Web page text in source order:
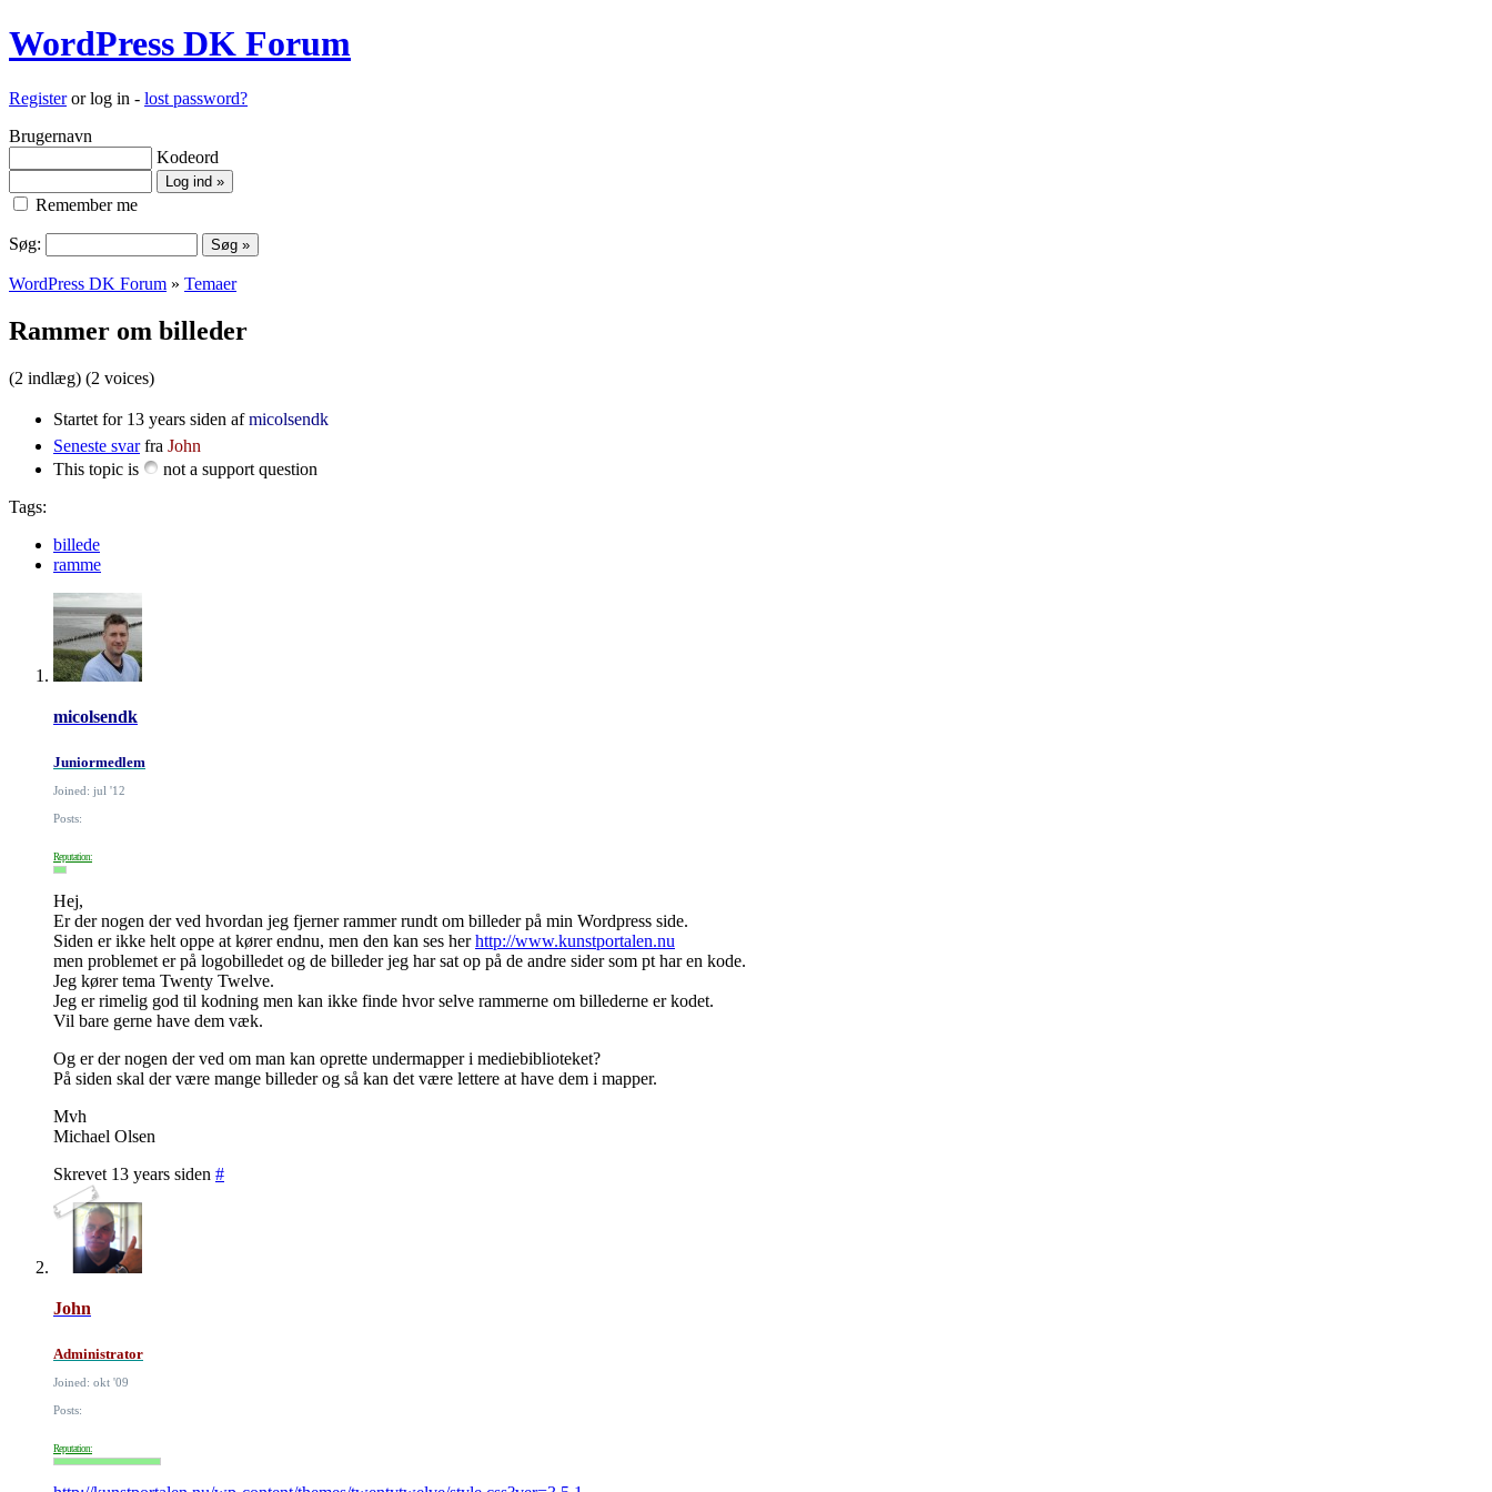
WordPress DK Forum
Registeror log in - lost password?
Brugernavn
Kodeord
Remember me
Søg:
WordPress DK Forum » Temaer
Rammer om billeder
(2 indlæg) (2 voices)
Startet for 13 years siden afmicolsendk
Seneste svarfra John
This topic is
not a support question
Tags:
billede
ramme
micolsendk
Juniormedlem
Joined: jul '12
Posts:
Reputation:
Hej,
Er der nogen der ved hvordan jeg fjerner rammer rundt om billeder på min Wordpress side.
Siden er ikke helt oppe at kører endnu, men den kan ses herhttp://www.kunstportalen.nu
men problemet er på logobilledet og de billeder jeg har sat op på de andre sider som pt har en kode.
Jeg kører tema Twenty Twelve.
Jeg er rimelig god til kodning men kan ikke finde hvor selve rammerne om billederne er kodet.
Vil bare gerne have dem væk.
Og er der nogen der ved om man kan oprette undermapper i mediebiblioteket?
På siden skal der være mange billeder og så kan det være lettere at have dem i mapper.
Mvh
Michael Olsen
Skrevet 13 years siden #
John
Administrator
Joined: okt '09
Posts:
Reputation: